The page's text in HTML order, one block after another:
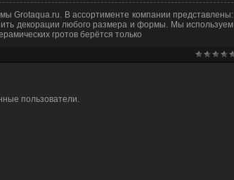
Grotaqua.ru. В ассортименте компании представлены:
декорации любого размера и формы. Мы используем
гротов берётся только
пользователи.